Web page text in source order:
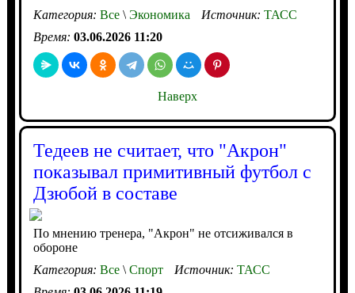
Категория: Все\Экономика Источник: ТАСС
Время: 03.06.2026 11:20
Наверх
Тедеев не считает, что "Акрон"
показывал примитивный футбол с
Дзюбой в составе
По мнению тренера, "Акрон" не отсиживался в
обороне
Категория: Все\Спорт Источник: ТАСС